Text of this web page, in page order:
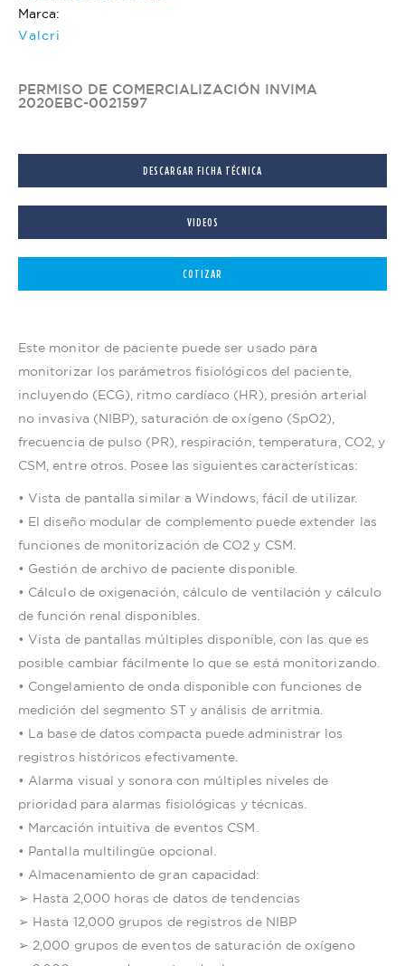
Marca:
Valcri
PERMISO DE COMERCIALIZACIÓN INVIMA
2020EBC-0021597
DESCARGAR FICHA TÉCNICA
VIDEOS
COTIZAR
Este monitor de paciente puede ser usado para
monitorizar los parámetros fisiológicos del paciente,
incluyendo (ECG), ritmo cardíaco (HR), presión arterial
no invasiva (NIBP), saturación de oxígeno (SpO2),
frecuencia de pulso (PR), respiración, temperatura, CO2, y
CSM, entre otros. Posee las siguientes características:
• Vista de pantalla similar a Windows, fácil de utilizar.
• El diseño modular de complemento puede extender las
funciones de monitorización de CO2 y CSM.
• Gestión de archivo de paciente disponible.
• Cálculo de oxigenación, cálculo de ventilación y cálculo
de función renal disponibles.
• Vista de pantallas múltiples disponible, con las que es
posible cambiar fácilmente lo que se está monitorizando.
• Congelamiento de onda disponible con funciones de
medición del segmento ST y análisis de arritmia.
• La base de datos compacta puede administrar los
registros históricos efectivamente.
• Alarma visual y sonora con múltiples niveles de
prioridad para alarmas fisiológicas y técnicas.
• Marcación intuitiva de eventos CSM.
• Pantalla multilingüe opcional.
• Almacenamiento de gran capacidad:
➢ Hasta 2,000 horas de datos de tendencias
➢ Hasta 12,000 grupos de registros de NIBP
➢ 2,000 grupos de eventos de saturación de oxígeno